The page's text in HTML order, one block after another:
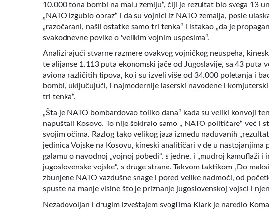
10.000 tona bombi na malu zemlju“, čiji je rezultat bio svega 13
„NATO izgubio obraz“ i da su vojnici iz NATO zemalja, posle
„razočarani, našli ostatke samo tri tenka“ i istakao „da je
svakodnevne povike o 'velikim vojnim uspesima“.
Analizirajući stvarne razmere ovakvog vojničkog neuspeha,
te alijanse 1.113 puta ekonomski jače od Jugoslavije, sa 43 puta
aviona različitih tipova, koji su izveli više od 34.000 poletanja i
bombi, uključujući, i najmodernije laserski navođene i
tri tenka“.
„Šta je NATO bombardovao toliko dana“ kada su veliki konvoji
napuštali Kosovo. To nije šokiralo samo „ NATO političare“ već i
svojim očima. Razlog tako velikog jaza između naduvanih
jedinica Vojske na Kosovu, kineski analitičari vide u nastojanjima
galamu o navodnoj „vojnoj pobedi“, s jedne, i „mudroj kamuflaži
jugoslovenske vojske“, s druge strane. Takvom taktikom „Do
zbunjene NATO vazdušne snage i pored velike nadmoći, od
spuste na manje visine što je priznanje jugoslovenskoj vojsci i
Nezadovoljan i drugim izveštajem svogTima Klark je naredio